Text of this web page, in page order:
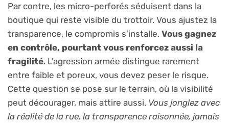
Par contre, les micro-perforés séduisent dans la
boutique qui reste visible du trottoir. Vous ajustez la
transparence, le compromis s’installe. Vous gagnez
en contrôle, pourtant vous renforcez aussi la
fragilité. L’agression armée distingue rarement
entre faible et poreux, vous devez peser le risque.
Cette question se pose sur le terrain, où la visibilité
peut décourager, mais attire aussi. Vous jonglez avec
la réalité de la rue, la transparence raisonnée, jamais